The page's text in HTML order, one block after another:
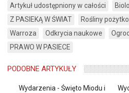
Artykuł udostępniony w całości
Z PASIEKĄ W ŚWIAT
Rośliny
Warroza
Odkrycia naukowe
PRAWO W PASIECE
PODOBNE ARTYKUŁY
Wydarzenia - Święto Miodu i